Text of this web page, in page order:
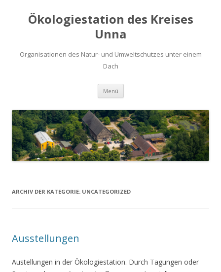
Ökologiestation des Kreises
Unna
Organisationen des Natur- und Umweltschutzes unter einem
Dach
Menü Zum
springen
ARCHIV DER KATEGORIE: UNCATEGORIZED
Ausstellungen
Austellungen in der Ökologiestation. Durch Tagungen oder